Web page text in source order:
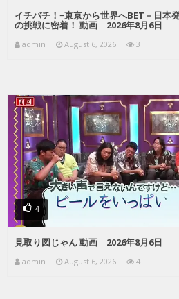
イチバチ！−東京から世界へBET－日本
の挑戦に密着！ 動画 2026年8月6日
admin August 6, 2026 3
4
見取り図じゃん 動画 2026年8月6日
admin August 6, 2026 4